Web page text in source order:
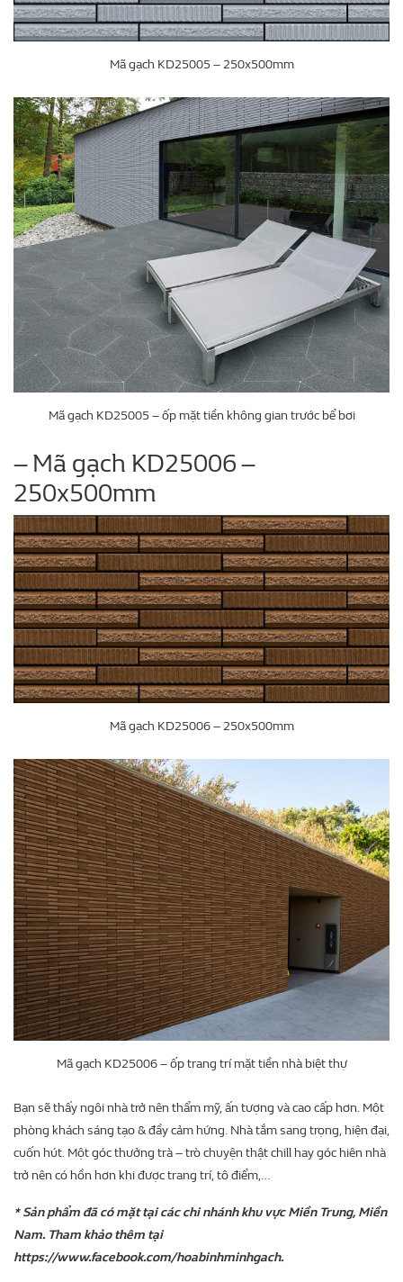
Mã gạch KD25005 – 250x500mm
Mã gạch KD25005 – ốp mặt tiền không gian trước bể bơi
– Mã gạch KD25006 –
250x500mm
Mã gạch KD25006 – 250x500mm
Mã gạch KD25006 – ốp trang trí mặt tiền nhà biệt thự
Bạn sẽ thấy ngôi nhà trở nên thẩm mỹ, ấn tượng và cao cấp hơn. Một
phòng khách sáng tạo & đầy cảm hứng. Nhà tắm sang trọng, hiện đại,
cuốn hút. Một góc thưởng trà – trò chuyện thật chill hay góc hiên nhà
trở nên có hồn hơn khi được trang trí, tô điểm,…
* Sản phẩm đã có mặt tại các chi nhánh khu vực Miền Trung, Miền
Nam. Tham khảo thêm tại
https://www.facebook.com/hoabinhminhgach.